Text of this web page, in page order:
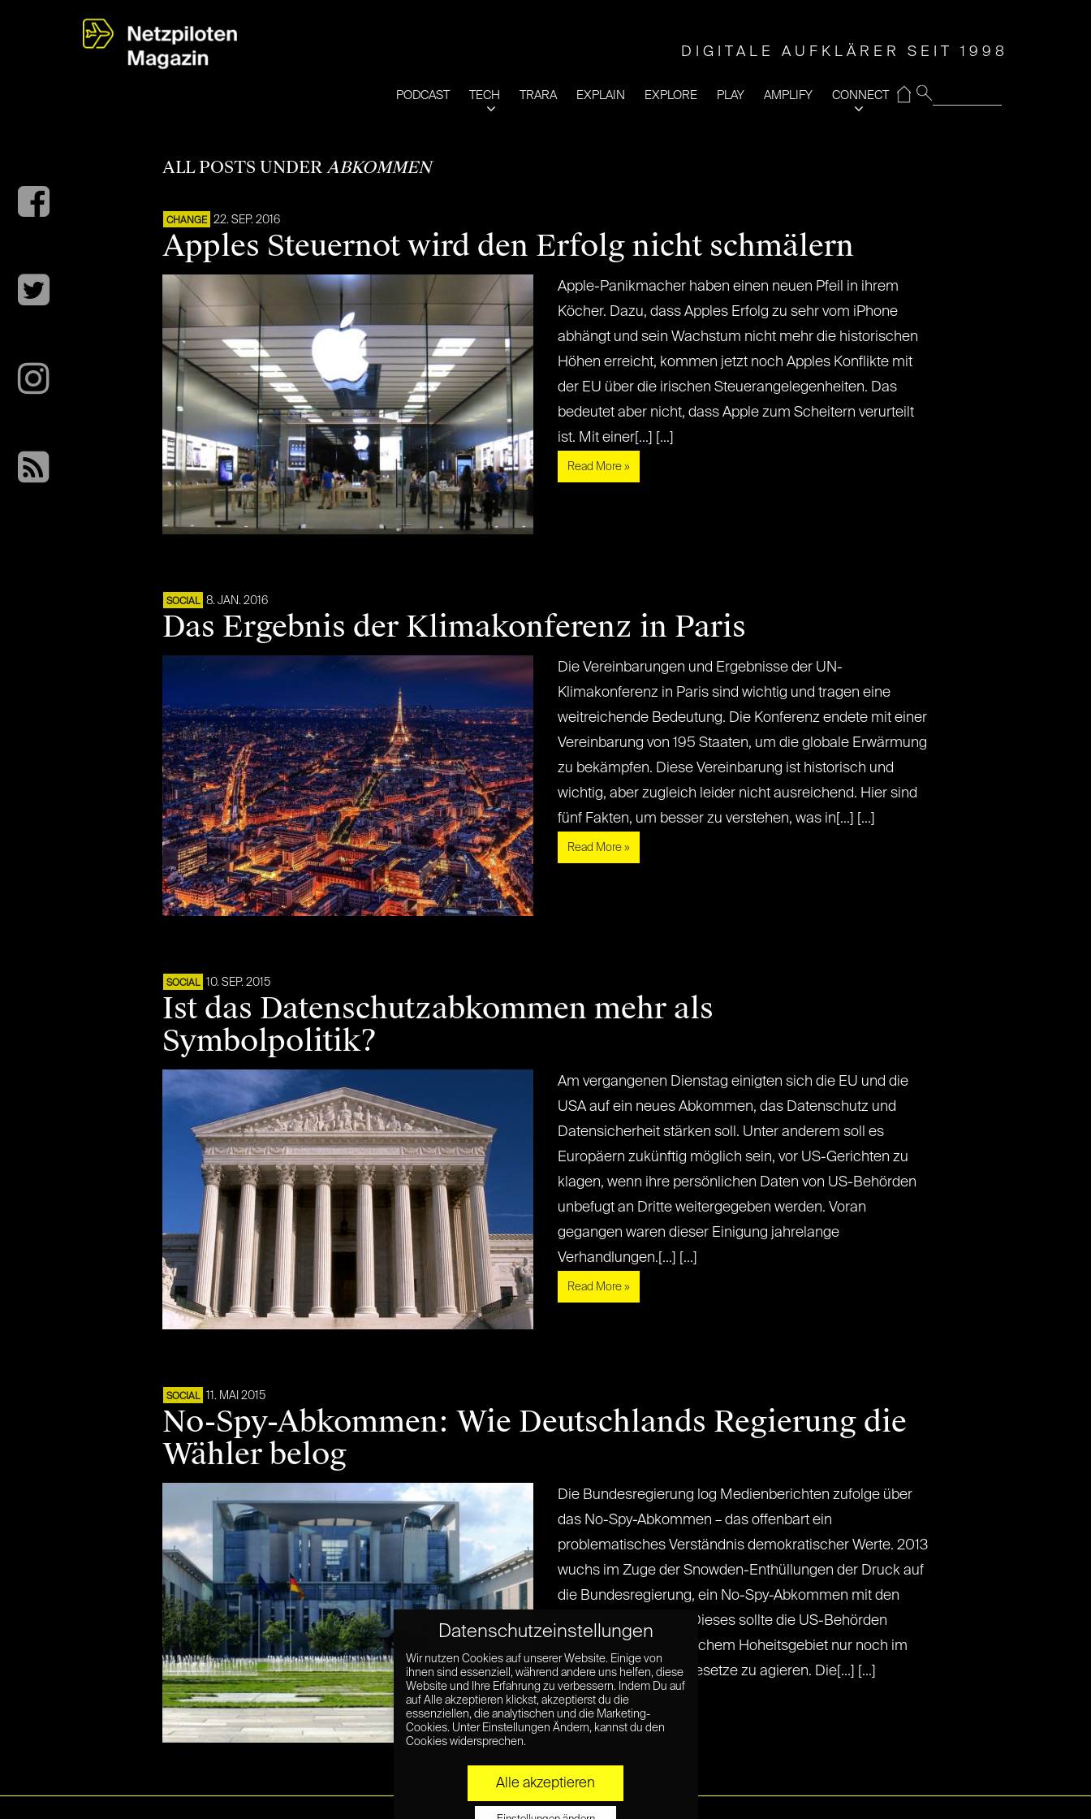
DIGITALE AUFKLÄRER SEIT 1998
PODCAST TECH TRARA EXPLAIN EXPLORE PLAY AMPLIFY CONNECT
⌂
ALL POSTS UNDERABKOMMEN
CHANGE 22. SEP. 2016
Apples Steuernot wird den Erfolg nicht schmälern
Apple-Panikmacher haben einen neuen Pfeil in ihrem
Köcher. Dazu, dass Apples Erfolg zu sehr vom iPhone
abhängt und sein Wachstum nicht mehr die historischen
Höhen erreicht, kommen jetzt noch Apples Konflikte mit
der EU über die irischen Steuerangelegenheiten. Das
bedeutet aber nicht, dass Apple zum Scheitern verurteilt
ist. Mit einer[...] [...]
Read More »
SOCIAL 8. JAN. 2016
Das Ergebnis der Klimakonferenz in Paris
Die Vereinbarungen und Ergebnisse der UN-
Klimakonferenz in Paris sind wichtig und tragen eine
weitreichende Bedeutung. Die Konferenz endete mit einer
Vereinbarung von 195 Staaten, um die globale Erwärmung
zu bekämpfen. Diese Vereinbarung ist historisch und
wichtig, aber zugleich leider nicht ausreichend. Hier sind
fünf Fakten, um besser zu verstehen, was in[...] [...]
Read More »
SOCIAL 10. SEP. 2015
Ist das Datenschutzabkommen mehr als
Symbolpolitik?
Am vergangenen Dienstag einigten sich die EU und die
USA auf ein neues Abkommen, das Datenschutz und
Datensicherheit stärken soll. Unter anderem soll es
Europäern zukünftig möglich sein, vor US-Gerichten zu
klagen, wenn ihre persönlichen Daten von US-Behörden
unbefugt an Dritte weitergegeben werden. Voran
gegangen waren dieser Einigung jahrelange
Verhandlungen.[...] [...]
Read More »
SOCIAL 11. MAI 2015
No-Spy-Abkommen: Wie Deutschlands Regierung die
Wähler belog
Die Bundesregierung log Medienberichten zufolge über
das No-Spy-Abkommen – das offenbart ein
problematisches Verständnis demokratischer Werte. 2013
wuchs im Zuge der Snowden-Enthüllungen der Druck auf
die Bundesregierung, ein No-Spy-Abkommen mit den
USA abzuschließen. Dieses sollte die US-Behörden
verpflichten, auf deutschem Hoheitsgebiet nur noch im
Rahmen deutscher Gesetze zu agieren. Die[...] [...]
Read More »
Datenschutzeinstellungen
Wir nutzen Cookies auf unserer Website. Einige von
ihnen sind essenziell, während andere uns helfen, diese
Website und Ihre Erfahrung zu verbessern. Indem Du auf
auf Alle akzeptieren klickst, akzeptierst du die
essenziellen, die analytischen und die Marketing-
Cookies. Unter Einstellungen Ändern, kannst du den
Cookies widersprechen.
Alle akzeptieren